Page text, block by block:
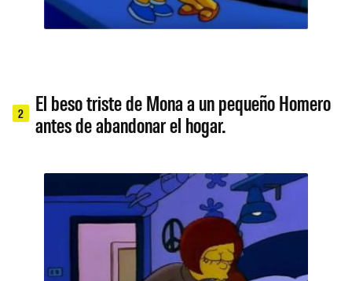
2
El beso triste de Mona a un pequeño Homero
antes de abandonar el hogar.